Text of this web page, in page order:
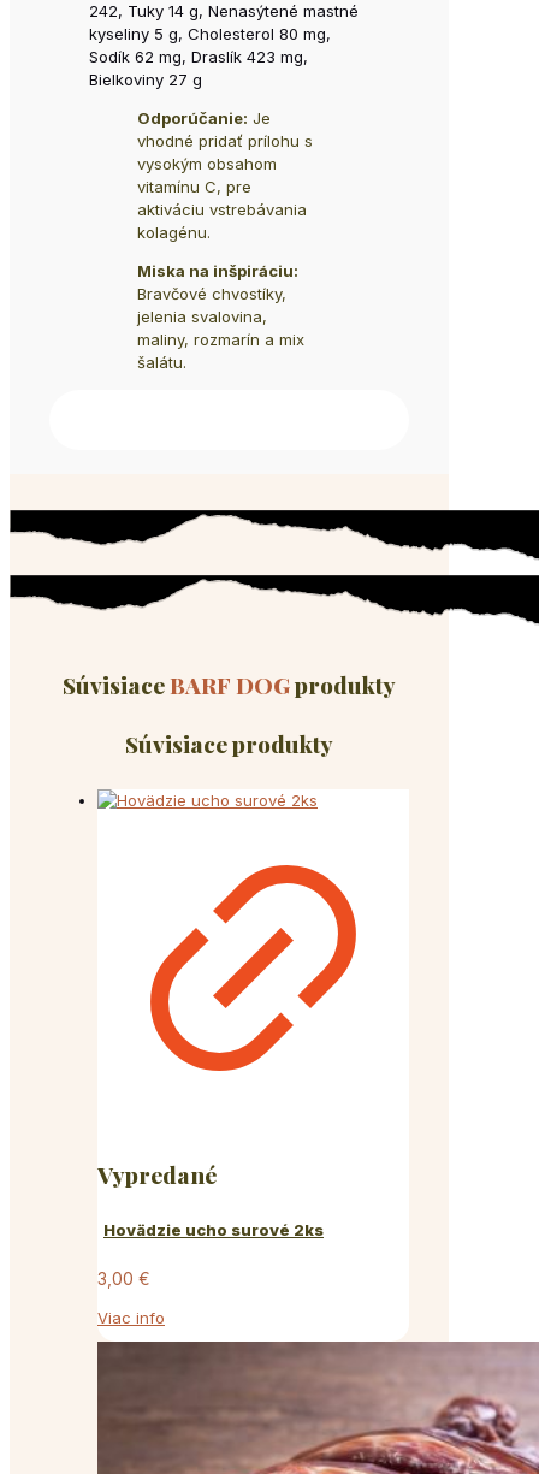
242, Tuky 14 g, Nenasýtené mastné
kyseliny 5 g, Cholesterol 80 mg,
Sodík 62 mg, Draslík 423 mg,
Bielkoviny 27 g
Odporúčanie: Je
vhodné pridať prílohu s
vysokým obsahom
vitamínu C, pre
aktiváciu vstrebávania
kolagénu.
Miska na inšpiráciu:
Bravčové chvostíky,
jelenia svalovina,
maliny, rozmarín a mix
šalátu.
SúvisiaceBARF DOGprodukty
Súvisiace produkty
Vypredané
Hovädzie ucho surové 2ks
3,00 €
Viac info